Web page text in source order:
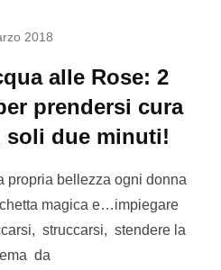
2018
alle Rose: 2
prendersi cura
soli due minuti!
propria bellezza ogni donna
magica e…impiegare
struccarsi, stendere la
da